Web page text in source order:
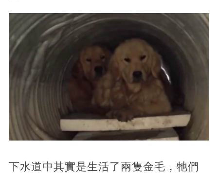
下水道中其實是生活了兩隻金毛，牠們